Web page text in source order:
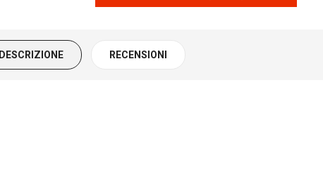
DESCRIZIONE RECENSIONI